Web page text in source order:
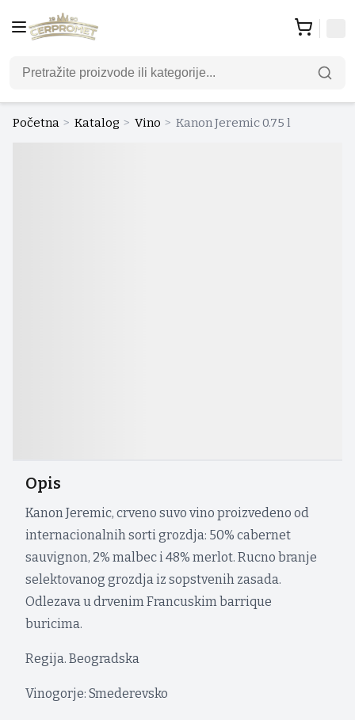
Početna > Katalog > Vino > Kanon Jeremic 0.75 l
Opis
Kanon Jeremic, crveno suvo vino proizvedeno od
internacionalnih sorti grozdja: 50% cabernet
sauvignon, 2% malbec i 48% merlot. Rucno branje
selektovanog grozdja iz sopstvenih zasada.
Odlezava u drvenim Francuskim barrique
buricima.
Regija. Beogradska
Vinogorje: Smederevsko